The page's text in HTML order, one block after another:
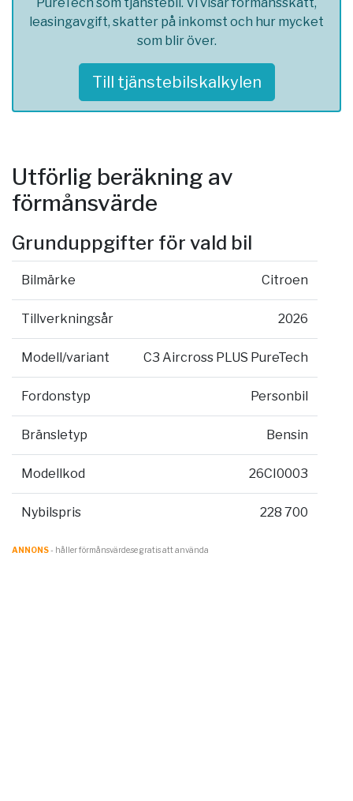
leasingavgift, skatter på inkomst och hur mycket
som blir över.
Till tjänstebilskalkylen
Utförlig beräkning av
förmånsvärde
Grunduppgifter för vald bil
Bilmärke Citroen
Tillverkningsår 2026
Modell/variant C3 Aircross PLUS PureTech
Fordonstyp Personbil
Bränsletyp Bensin
Modellkod 26CI0003
Nybilspris 228 700
ANNONS- håller förmånsvärde.se gratis att använda